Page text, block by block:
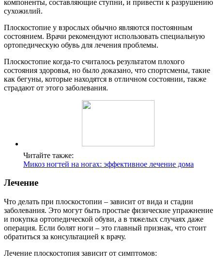
компоненты, составляющие ступни, и привести к разрушению
сухожилий.
Плоскостопие у взрослых обычно являются постоянным
состоянием. Врачи рекомендуют использовать специальную
ортопедическую обувь для лечения проблемы.
Плоскостопие когда-то считалось результатом плохого
состояния здоровья, но было доказано, что спортсмены, такие
как бегуны, которые находятся в отличном состоянии, также
страдают от этого заболевания.
Читайте также:
Микоз ногтей на ногах: эффективное лечение дома
Лечение
Что делать при плоскостопии – зависит от вида и стадии
заболевания. Это могут быть простые физические упражнение
и покупка ортопедической обуви, а в тяжелых случаях даже
операция. Если болят ноги – это главный признак, что стоит
обратиться за консультацией к врачу.
Лечение плоскостопия зависит от симптомов: